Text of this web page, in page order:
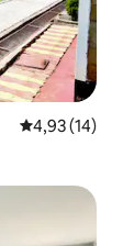
4,93 de uma
4,93 (14)